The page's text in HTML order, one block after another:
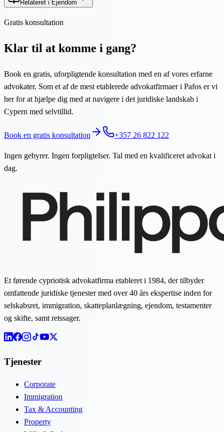
Relateret i Ejendom
Gratis konsultation
Klar til at komme i gang?
Book en gratis, uforpligtende konsultation med en af vores erfarne
advokater. Som et af de mest etablerede advokatfirmaer i Pafos er vi
her for at hjælpe dig med at navigere i det juridiske landskab i
Cypern med selvtillid.
Book en gratis konsultation +357 26 822 122
Ingen gebyrer. Ingen forpligtelser. Tal med en kvalificeret advokat i
dag.
Et førende cypriotisk advokatfirma etableret i 1984, der tilbyder
omfattende juridiske tjenester med over 40 års ekspertise inden for
selskabsret, immigration, skatteplanlægning, ejendom, testamenter
og skifte, samt retssager.
Tjenester
Corporate
Immigration
Tax & Accounting
Property